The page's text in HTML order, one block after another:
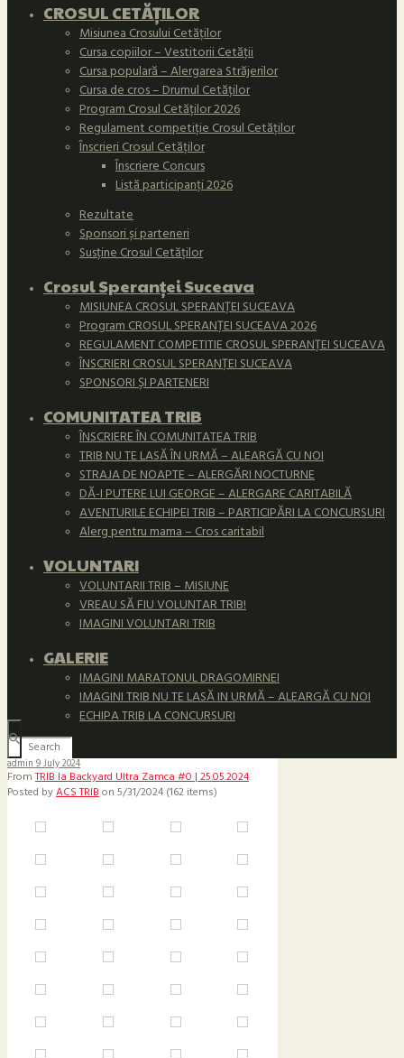
CROSUL CETĂȚILOR
Misiunea Crosului Cetăților
Cursa copiilor – Vestitorii Cetății
Cursa populară – Alergarea Străjerilor
Cursa de cros – Drumul Cetăților
Program Crosul Cetăților 2026
Regulament competiție Crosul Cetăților
Înscrieri Crosul Cetăților
Înscriere Concurs
Listă participanți 2026
Rezultate
Sponsori și parteneri
Susține Crosul Cetăților
Crosul Speranței Suceava
MISIUNEA CROSUL SPERANȚEI SUCEAVA
Program CROSUL SPERANȚEI SUCEAVA 2026
REGULAMENT COMPETITIE CROSUL SPERANȚEI SUCEAVA
ÎNSCRIERI CROSUL SPERANȚEI SUCEAVA
SPONSORI ȘI PARTENERI
COMUNITATEA TRIB
ÎNSCRIERE ÎN COMUNITATEA TRIB
TRIB NU TE LASĂ ÎN URMĂ – ALEARGĂ CU NOI
STRAJA DE NOAPTE – ALERGĂRI NOCTURNE
DĂ-I PUTERE LUI GEORGE – ALERGARE CARITABILĂ
AVENTURILE ECHIPEI TRIB – PARTICIPĂRI LA CONCURSURI
Alerg pentru mama – Cros caritabil
VOLUNTARI
VOLUNTARII TRIB – MISIUNE
VREAU SĂ FIU VOLUNTAR TRIB!
IMAGINI VOLUNTARI TRIB
GALERIE
IMAGINI MARATONUL DRAGOMIRNEI
IMAGINI TRIB NU TE LASĂ IN URMĂ – ALEARGĂ CU NOI
ECHIPA TRIB LA CONCURSURI
admin9 July 2024
FromTRIB la Backyard Ultra Zamca #0 | 25.05.2024.
Posted byACS TRIBon 5/31/2024 (162 items)